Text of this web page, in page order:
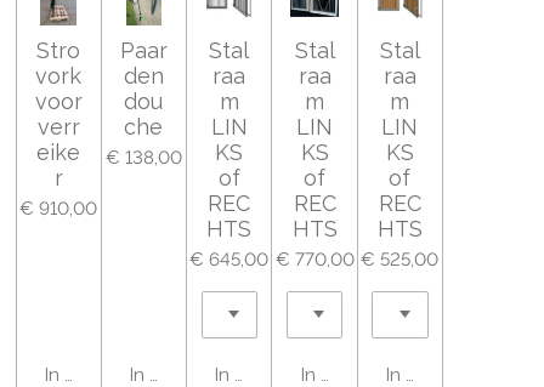
Stro
vork
voor
verr
eike
r
€ 910,00
In winkelwagen
Paar
den
dou
che
€ 138,00
In winkelwagen
Stal
raa
m
LIN
KS
of
REC
HTS
€ 645,00
In winkelwagen
Stal
raa
m
LIN
KS
of
REC
HTS
€ 770,00
In winkelwagen
Stal
raa
m
LIN
KS
of
REC
HTS
€ 525,00
In winkelwagen